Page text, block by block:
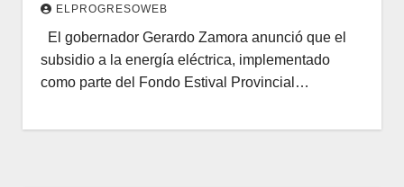
ELPROGRESOWEB
El gobernador Gerardo Zamora anunció que el
subsidio a la energía eléctrica, implementado
como parte del Fondo Estival Provincial…